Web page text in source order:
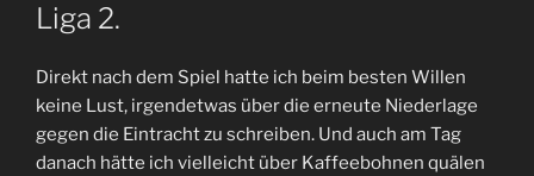
Liga 2.
Direkt nach dem Spiel hatte ich beim besten Willen
keine Lust, irgendetwas über die erneute Niederlage
gegen die Eintracht zu schreiben. Und auch am Tag
danach hätte ich vielleicht über Kaffeebohnen quälen